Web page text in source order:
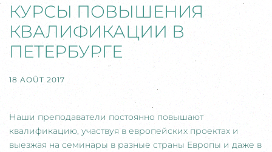
КУРСЫ ПОВЫШЕНИЯ
КВАЛИФИКАЦИИ В
ПЕТЕРБУРГЕ
18 AOÛT 2017
Наши преподаватели постоянно повышают
квалификацию, участвуя в европейских проектах и
выезжая на семинары в разные страны Европы и даже в